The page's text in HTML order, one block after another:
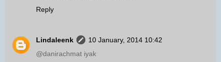
Reply
Lindaleenk
10 January, 2014 10:42
@danirachmat iyak